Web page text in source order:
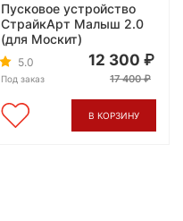
Пусковое устройство
СтрайкАрт Малыш 2.0
(для Москит)
5.0
Под заказ
12 300
17 400
В КОРЗИНУ